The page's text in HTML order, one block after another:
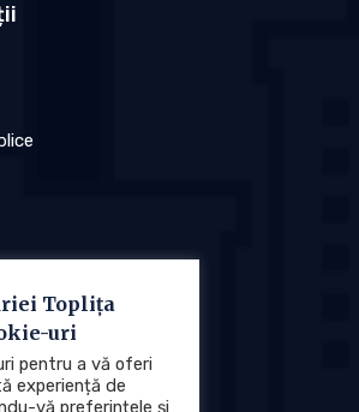
Toplița
uri
pentru a vă oferi
experiență de
vă preferințele și